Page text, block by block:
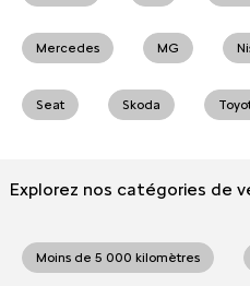
Mercedes MG
Seat Skoda
Explorez nos catégories de
Moins de 5 000 kilomètres